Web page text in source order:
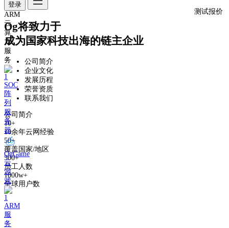
测试报价
登录
ARM
云
算
力
服
务
SOC
阵
列
服
务
器
OgGame
云
游
戏
ARM
服
务
Og将致力于
成为国家科技出海的链主企业
公司简介
企业文化
发展历程
荣誉资质
联系我们
公司简介
10+
10余年云网经验
50+
覆盖国家/地区
300+
员工人数
1000w+
全球用户数